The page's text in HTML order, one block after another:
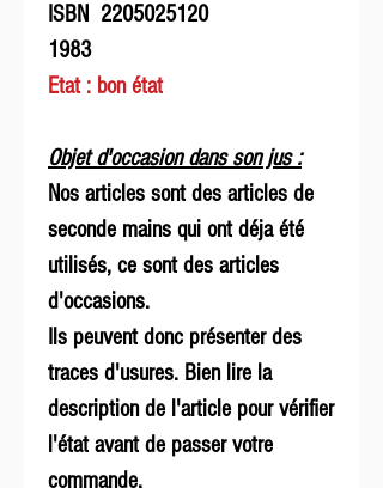
ISBN 2205025120
1983
Etat : bon état
Objet d'occasion dans son jus :
Nos articles sont des articles de
seconde mains qui ont déja été
utilisés, ce sont des articles
d'occasions.
Ils peuvent donc présenter des
traces d'usures. Bien lire la
description de l'article pour vérifier
l'état avant de passer votre
commande.